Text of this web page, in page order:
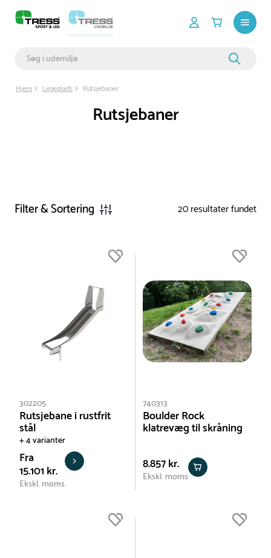
Hjem Legeplads Rutsjebaner
Rutsjebaner
Filter & Sortering 20resultater fundet
302205
Rutsjebane i rustfrit
stål
+ 4 varianter
Fra
15.101 kr.
Ekskl. moms
740313
Boulder Rock
klatrevæg til skråning
8.857 kr.
Ekskl. moms